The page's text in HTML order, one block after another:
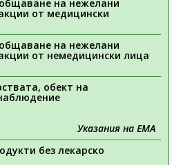
на нежелани
от медицински
на нежелани
от немедицински лица
обект на
Указания на ЕМА
без лекарско